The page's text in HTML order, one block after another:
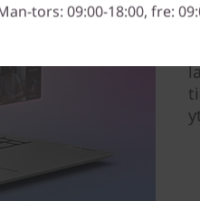
tors: 09:00-18:00, fre: